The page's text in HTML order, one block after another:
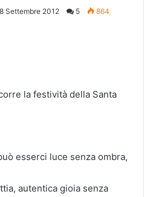
8 Settembre 2012 5
864
la festività della Santa
esserci luce senza ombra,
autentica gioia senza